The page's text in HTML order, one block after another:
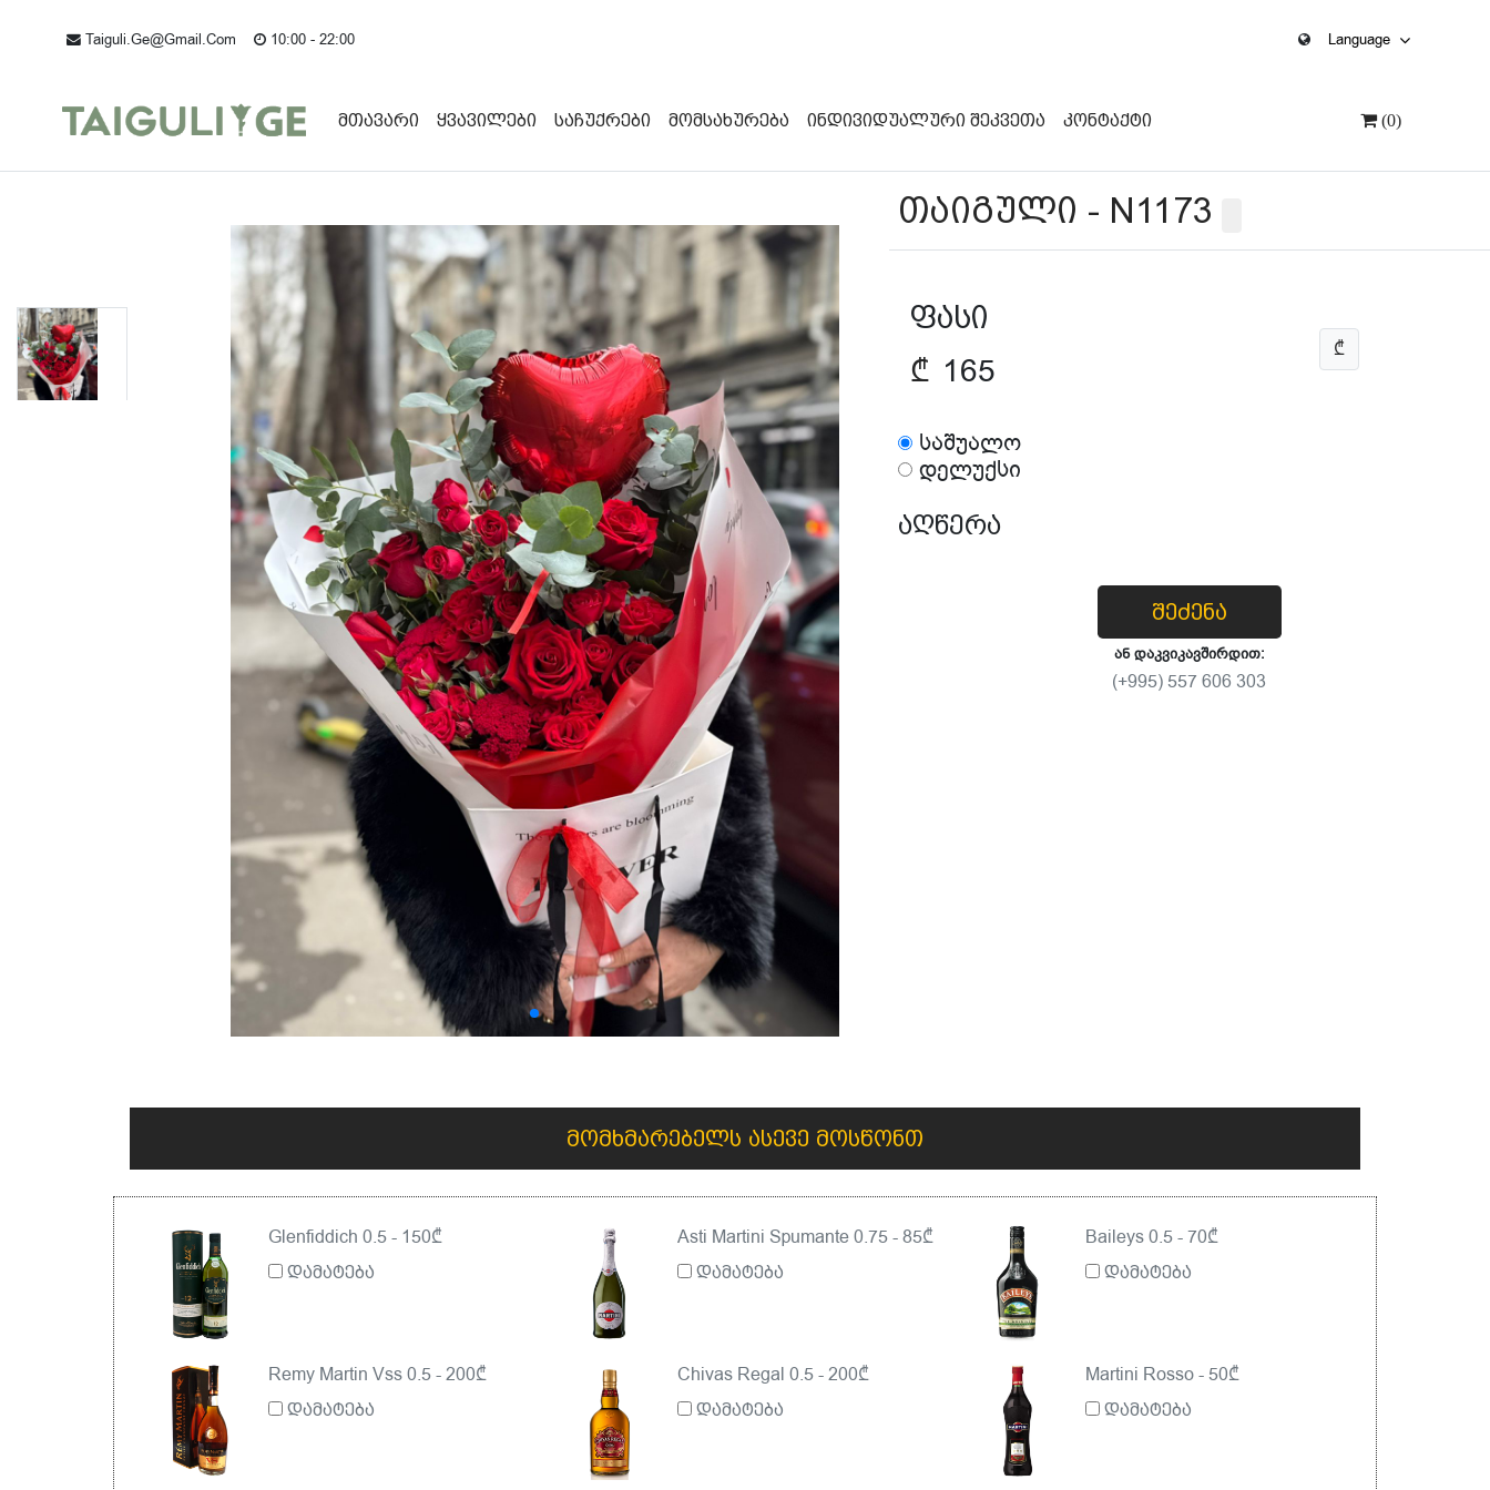
Taiguli.ge@gmail.com 10:00 - 22:00 Language
Მთავარი Ყვავილები Საჩუქრები Მომსახურება Ინდივიდუალური Შეკვეთა Კონტაქტი (0)
თაიგული - N1173
ფასი
₾ 165
₾
საშუალო
დელუქსი
აღწერა
შეძენა
ან დაკვიკავშირდით:
(+995) 557 606 303
მომხმარებელს ასევე მოსწონთ
Glenfiddich 0.5 - 150₾
დამატება
Asti Martini Spumante 0.75 - 85₾
დამატება
Baileys 0.5 - 70₾
დამატება
Remy Martin Vss 0.5 - 200₾
დამატება
Chivas Regal 0.5 - 200₾
დამატება
Martini Rosso - 50₾
დამატება